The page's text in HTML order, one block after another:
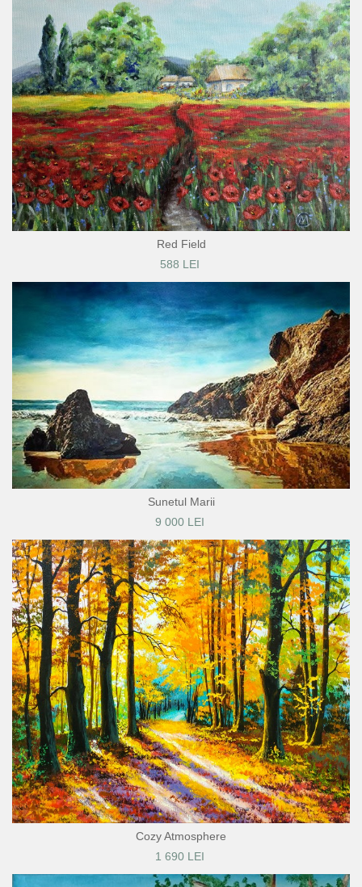
Red Field
588 LEI
Sunetul Marii
9 000 LEI
Cozy Atmosphere
1 690 LEI